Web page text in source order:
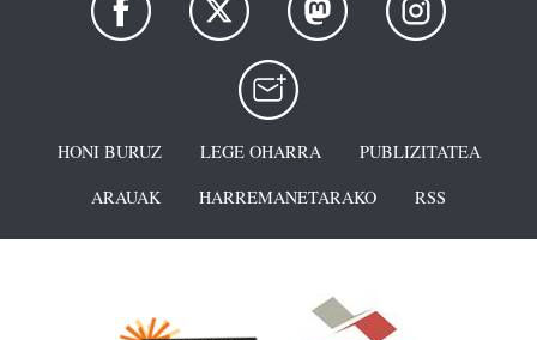
HONI BURUZ LEGE OHARRA
PUBLIZITATEA
ARAUAK
HARREMANETARAKO RSS